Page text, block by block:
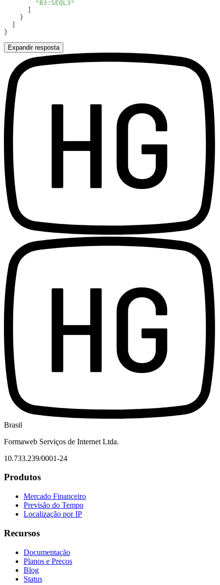
Expandir resposta
Brasil
Formaweb Serviços de Internet Ltda.
10.733.239/0001-24
Produtos
Mercado Financeiro
Previsão do Tempo
Localização por IP
Recursos
Documentação
Planos e Preços
Blog
Status